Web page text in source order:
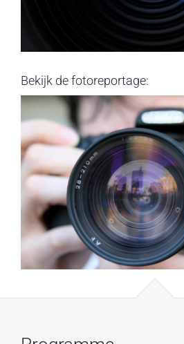
Bekijk de fotoreportage: